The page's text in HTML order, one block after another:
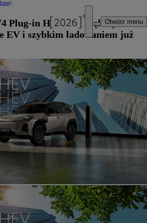
Otwórz menu
Plug-in Hybrid z większym
EV i szybkim ładowaniem już